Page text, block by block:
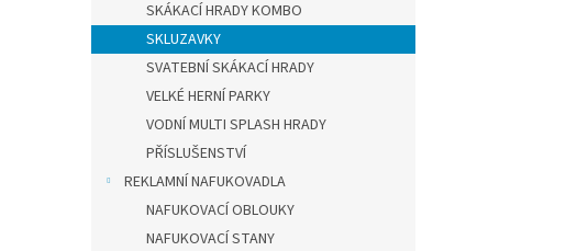
SKÁKACÍ HRADY KOMBO
SKLUZAVKY
SVATEBNÍ SKÁKACÍ HRADY
VELKÉ HERNÍ PARKY
VODNÍ MULTI SPLASH HRADY
PŘÍSLUŠENSTVÍ
REKLAMNÍ NAFUKOVADLA
NAFUKOVACÍ OBLOUKY
NAFUKOVACÍ STANY